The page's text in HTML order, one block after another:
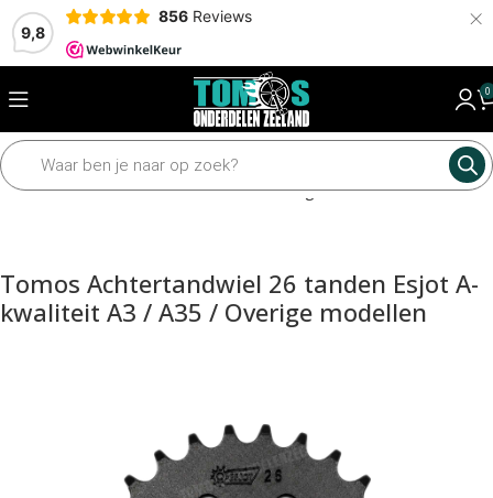
9,8
856 Reviews ×
0
Home Mechanisch Tandwielen en kettingen Achtertandwielen
Tomos Achtertandwiel 26 tanden Esjot A-
kwaliteit A3 / A35 / Overige modellen